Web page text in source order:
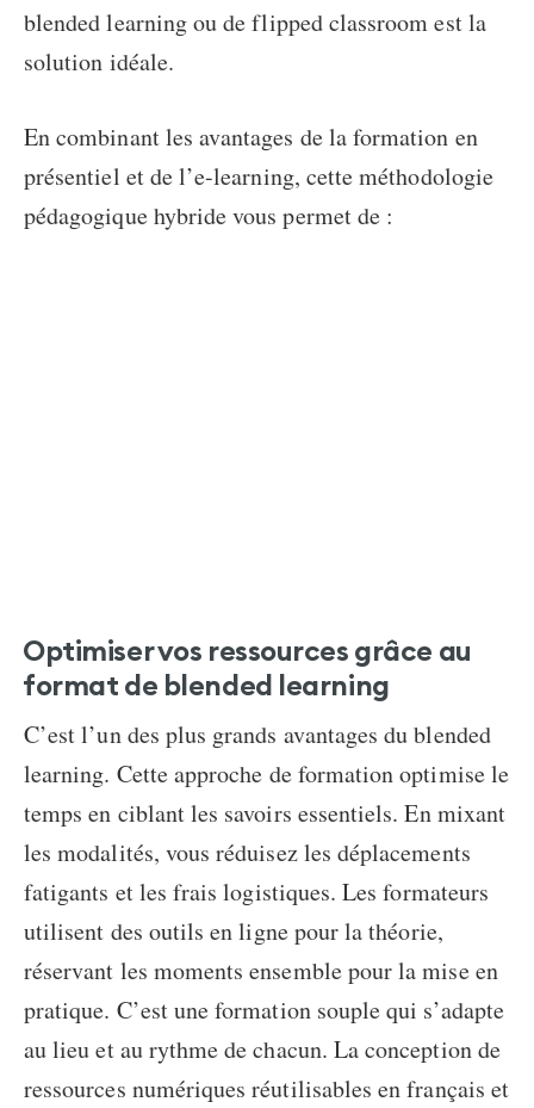
blended learningou de flipped classroom est la
solution idéale.
En combinant les avantages de la formation en
présentiel et de l’e-learning, cette méthodologie
pédagogique hybride vous permet de :
Optimiser vos ressources grâce au
format de blended learning
C’est l’un des plus grands avantages du blended
learning. Cette approche de formation optimise le
temps en ciblant les savoirs essentiels. En mixant
les modalités, vous réduisez les déplacements
fatigants et les frais logistiques. Les formateurs
utilisent des outils en ligne pour la théorie,
réservant les moments ensemble pour la mise en
pratique. C’est une formation souple qui s’adapte
au lieu et au rythme de chacun. La conception de
ressources numériques réutilisables en français et